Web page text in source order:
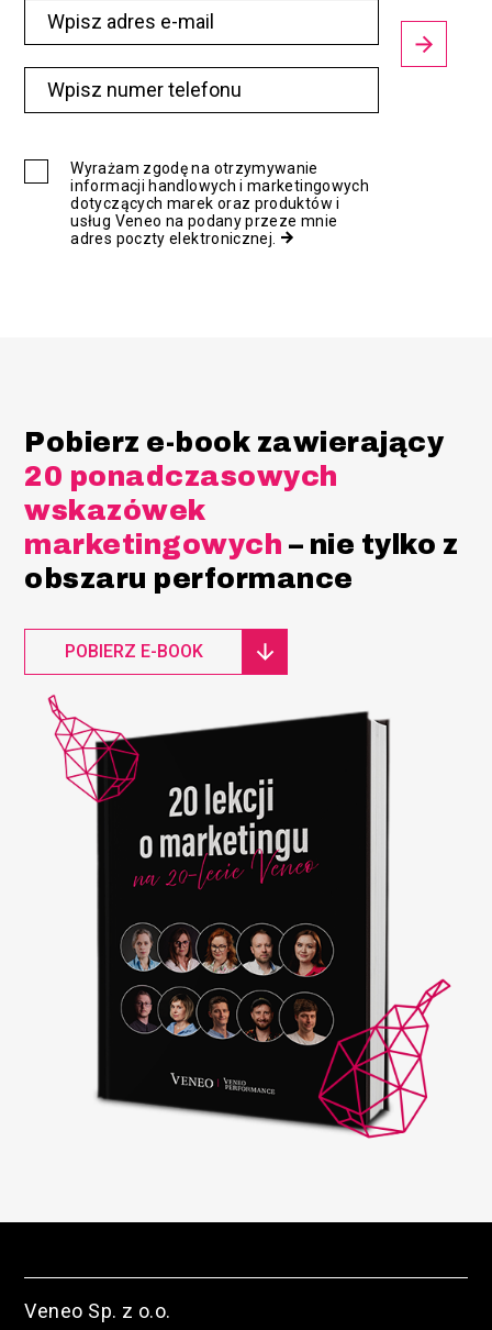
Wyrażam zgodę na otrzymywanie
informacji handlowych i marketingowych
dotyczących marek oraz produktów i
usług Veneo na podany przeze mnie
adres poczty elektronicznej.
Pobierz e-book zawierający
20 ponadczasowych
wskazówek
marketingowych – nie tylko z
obszaru performance
POBIERZ E-BOOK
Veneo Sp. z o.o.